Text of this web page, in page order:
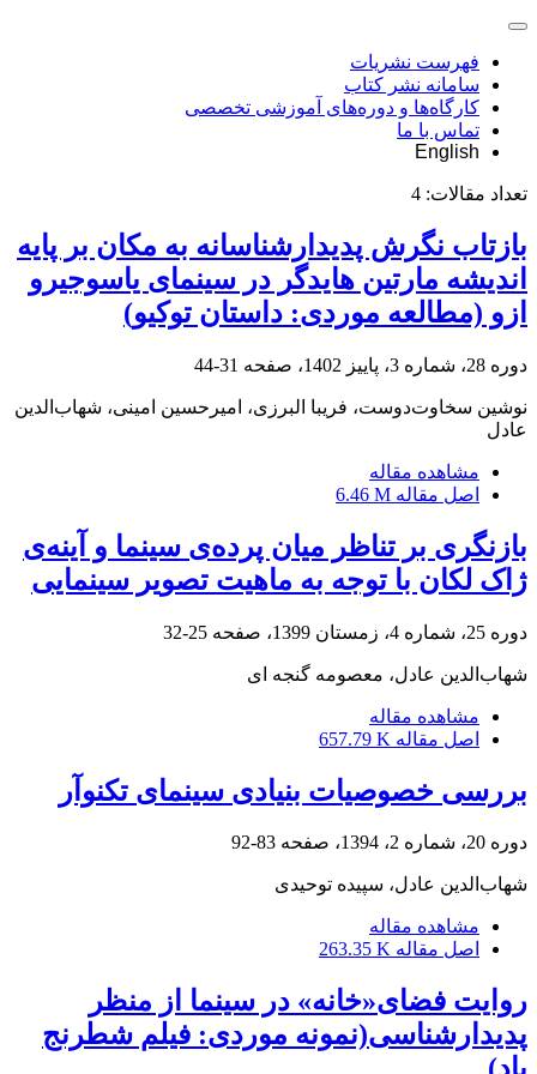
فهرست نشریات
سامانه نشر کتاب
کارگاه‌ها و دوره‌های آموزشی تخصصی
تماس با ما
English
تعداد مقالات: 4
بازتاب نگرش پدیدارشناسانه به مکان بر پایه
اندیشه مارتین هایدگر در سینمای یاسوجیرو
ازو (مطالعه موردی: داستان توکیو)
دوره 28، شماره 3، پاییز 1402، صفحه 31-44
نوشین سخاوت‌دوست، فریبا البرزی، امیرحسین امینی، شهاب‌الدین
عادل
مشاهده مقاله
اصل مقاله 6.46 M
بازنگری بر تناظر میان پرده‌ی سینما و آینه‌ی
ژاک لکان با توجه به ماهیت تصویر سینمایی
دوره 25، شماره 4، زمستان 1399، صفحه 25-32
شهاب‌الدین عادل، معصومه گنجه ای
مشاهده مقاله
اصل مقاله 657.79 K
بررسی خصوصیات بنیادی سینمای تکنوآر
دوره 20، شماره 2، 1394، صفحه 83-92
شهاب‌الدین عادل، سپیده توحیدی
مشاهده مقاله
اصل مقاله 263.35 K
روایت فضای«خانه» در سینما از منظر
پدیدارشناسی(نمونه موردی: فیلم شطرنج